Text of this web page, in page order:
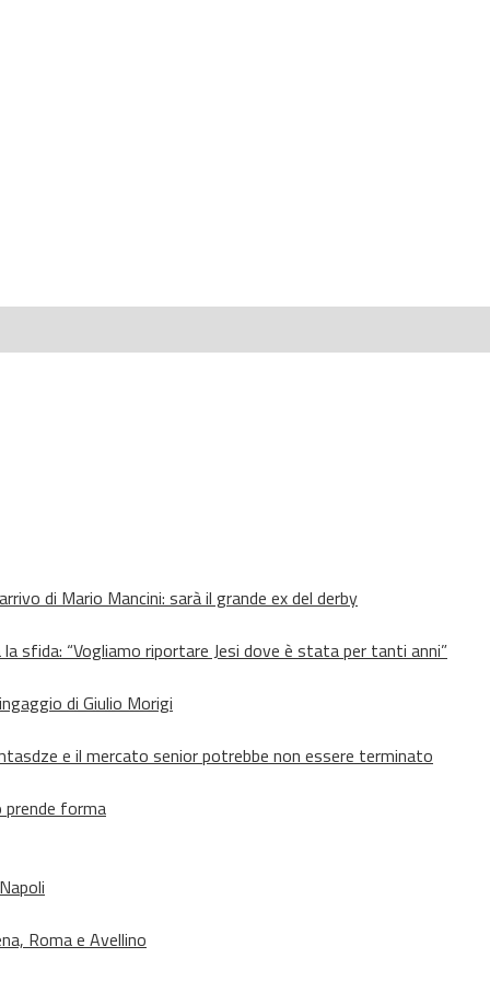
di Mario Mancini: sarà il grande ex del derby
sfida: “Vogliamo riportare Jesi dove è stata per tanti anni”
di Giulio Morigi
e il mercato senior potrebbe non essere terminato
prende forma
Roma e Avellino